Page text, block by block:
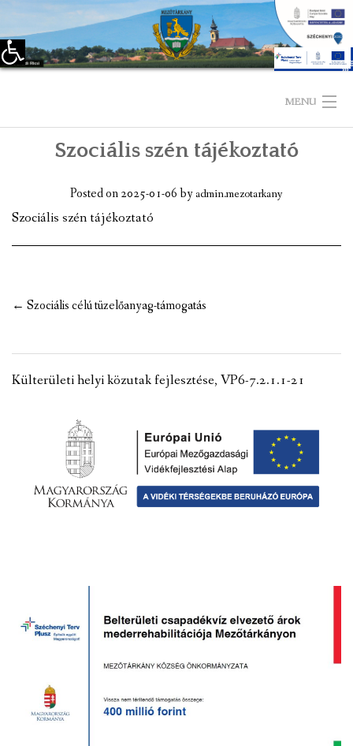
Eszköztár megnyitása
MENU
KEZDŐLAP
TELEPÜLÉSÜNKRŐL
ÖNKORMÁNYZAT
VÁLASZTÁSI INFORMÁCIÓK
TÁRSULÁS
PÁLYÁZATOK
Szociális szén tájékoztató
Posted on2025-01-06byadmin.mezotarkany
Szociális szén tájékoztató
Post
← Szociális célú tüzelőanyag-támogatás
Külterületi helyi közutak fejlesztése, VP6-7.2.1.1-21